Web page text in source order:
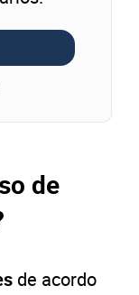
de
de acordo